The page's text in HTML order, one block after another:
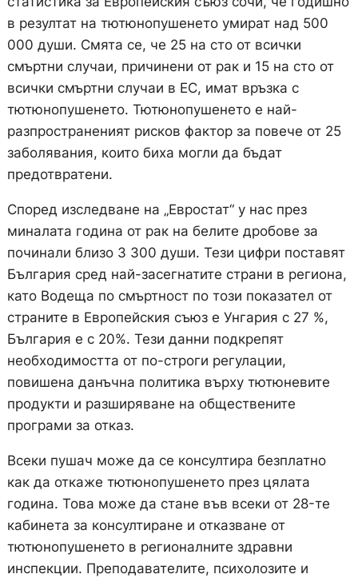
в резултат на тютюнопушенето умират над 500
000 души. Смята се, че 25 на сто от всички
смъртни случаи, причинени от рак и 15 на сто от
всички смъртни случаи в ЕС, имат връзка с
тютюнопушенето. Тютюнопушенето е най-
разпространеният рисков фактор за повече от 25
заболявания, които биха могли да бъдат
предотвратени.
Според изследване на „Евростат“ у нас през
миналата година от рак на белите дробове за
починали близо 3 300 души. Тези цифри поставят
България сред най-засегнатите страни в региона,
като Водеща по смъртност по този показател от
страните в Европейския съюз е Унгария с 27 %,
България e с 20%. Тези данни подкрепят
необходимостта от по-строги регулации,
повишена данъчна политика върху тютюневите
продукти и разширяване на обществените
програми за отказ.
Всеки пушач може да се консултира безплатно
как да откаже тютюнопушенето през цялата
година. Това може да стане във всеки от 28-те
кабинета за консултиранe и отказване от
тютюнопушенето в регионалните здравни
инспекции. Преподавателите, психолозите и